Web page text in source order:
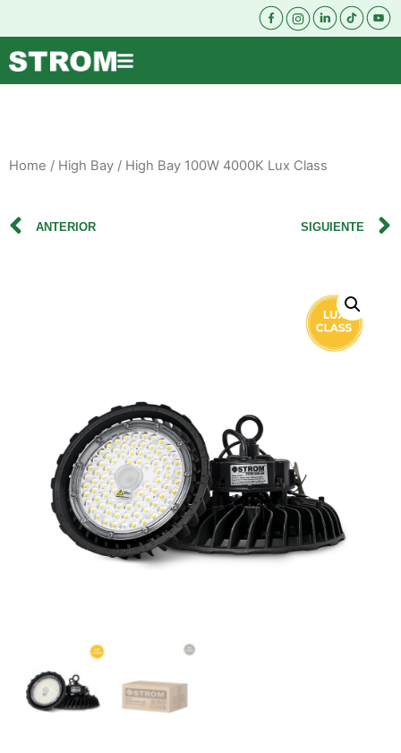
Home / High Bay / High Bay 100W 4000K Lux Class
ANTERIOR SIGUIENTE